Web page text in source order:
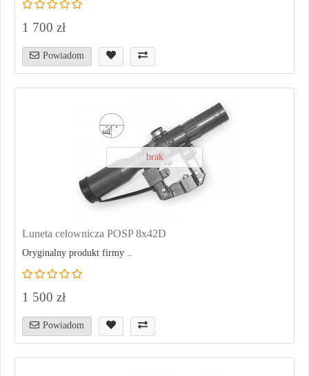
1 700 zł
Powiadom
brak
Luneta celownicza POSP 8x42D
Oryginalny produkt firmy ..
1 500 zł
Powiadom